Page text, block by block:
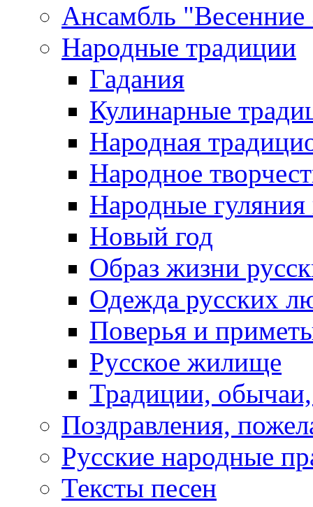
Ансамбль
Народные традиции
Гадания
Кулинарные
Народная
Народное
Народные
Новый год
Образ жизни
Одежда русских
Поверья и
Русское жилище
Традиции,
Поздравления,
Русские народные
Тексты песен